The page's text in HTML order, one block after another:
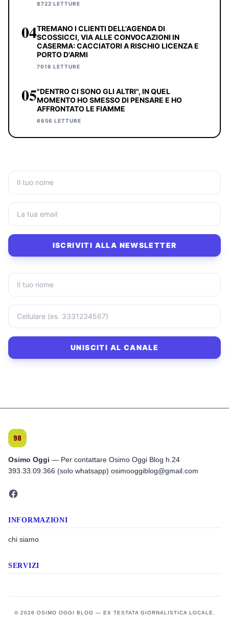
8722 LETTURE
04TREMANO I CLIENTI DELL'AGENDA DI
SCOSSICCI, VIA ALLE CONVOCAZIONI IN
CASERMA: CACCIATORI A RISCHIO LICENZA E
PORTO D'ARMI
7016 LETTURE
05"DENTRO CI SONO GLI ALTRI", IN QUEL
MOMENTO HO SMESSO DI PENSARE E HO
AFFRONTATO LE FIAMME
6656 LETTURE
ISCRIVITI ALLA NEWSLETTER
UNISCITI AL CANALE
Osimo Oggi — Per contattare Osimo Oggi Blog h.24
393.33.09.366 (solo whatsapp) osimooggiblog@gmail.com
INFORMAZIONI
chi siamo
SERVIZI
© 2026 OSIMO OGGI BLOG — EX TESTATA GIORNALISTICA LOCALE.